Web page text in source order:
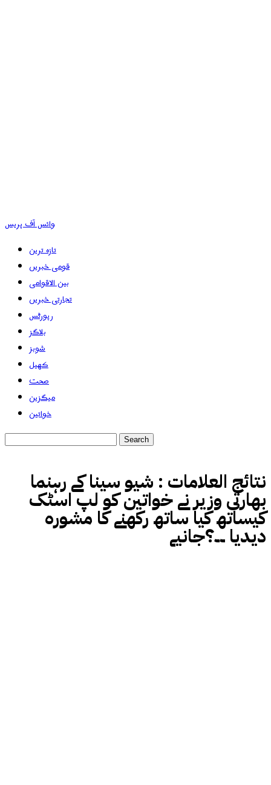
وائس آف پریس
تازہ ترین
قومی خبریں
بین الاقوامی
تجارتی خبریں
رپورٹس
بلاگز
شوبز
کھیل
صحت
میگزین
خواتین
نتائج العلامات : شیو سینا کے رہنما
بھارتی وزیر نے خواتین کو لپ اسٹک
کیساتھ کیا ساتھ رکھنے کا مشورہ
دیدیا ۔۔؟جانیے